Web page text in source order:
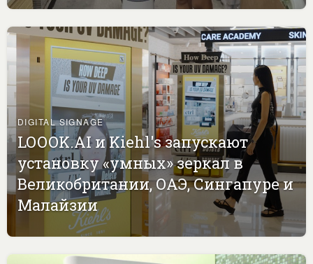
DIGITAL SIGNAGE
LOOOK.AI и Kiehl's запускают
установку «умных» зеркал в
Великобритании, ОАЭ, Сингапуре и
Малайзии